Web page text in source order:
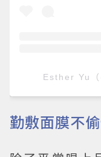
Esther Yu
勤敷面膜不